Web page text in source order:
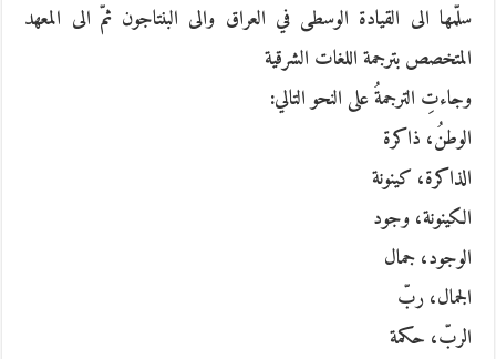
سلّمها الى القيادة الوسطى في العراق والى البنتاجون ثمّ الى المعهد
المتخصص بترجمة اللغات الشرقية
وجاءتِ الترجمةُ على النحو التالي:
الوطنُ، ذاكرة
الذاكرة، كينونة
الكينونة، وجود
الوجود، جمال
الجمال، ربّ
الربّ، حكمة